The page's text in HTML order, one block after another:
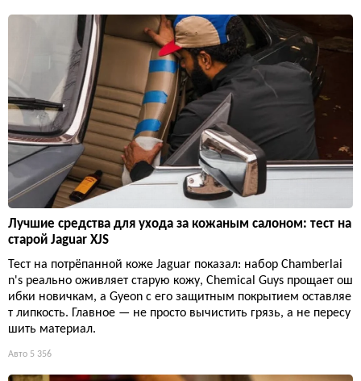
Лучшие средства для ухода за кожаным салоном: тест на
старой Jaguar XJS
Тест на потрёпанной коже Jaguar показал: набор Chamberlai
n's реально оживляет старую кожу, Chemical Guys прощает ош
ибки новичкам, а Gyeon с его защитным покрытием оставляе
т липкость. Главное — не просто вычистить грязь, а не пересу
шить материал.
Авто 5 356